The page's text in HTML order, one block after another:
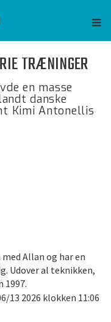
TRÆNINGER
en masse
danske
Kimi Antonellis
Allan og har en
Udover al teknikken,
1997.
13 2026 klokken 11:06